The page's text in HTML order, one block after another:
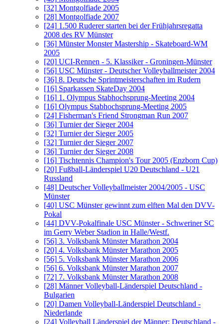
[32] Montgolfiade 2005
[28] Montgolfiade 2007
[24] 1.500 Ruderer starten bei der Frühjahrsregatta
2008 des RV Münster
[36] Münster Monster Mastership - Skateboard-WM
2005
[20] UCI-Rennen - 5. Klassiker - Groningen-Münster
[56] USC Münster - Deutscher Volleyballmeister 2004
[36] 8. Deutsche Sprintmeisterschaften im Rudern
[16] Sparkassen SkateDay 2004
[16] 1. Olympus Stabhochsprung-Meeting 2004
[16] Olympus Stabhochsprung-Meeting 2005
[24] Fisherman's Friend Strongman Run 2007
[36] Turnier der Sieger 2004
[32] Turnier der Sieger 2005
[32] Turnier der Sieger 2007
[36] Turnier der Sieger 2008
[16] Tischtennis Champion's Tour 2005 (Enzborn Cup)
[20] Fußball-Länderspiel U20 Deutschland - U21
Russland
[48] Deutscher Volleyballmeister 2004/2005 - USC
Münster
[40] USC Münster gewinnt zum elften Mal den DVV-
Pokal
[44] DVV-Pokalfinale USC Münster - Schweriner SC
im Gerry Weber Stadion in Halle/Westf.
[56] 3. Volksbank Münster Marathon 2004
[20] 4. Volksbank Münster Marathon 2005
[56] 5. Volksbank Münster Marathon 2006
[56] 6. Volksbank Münster Marathon 2007
[72] 7. Volksbank Münster Marathon 2008
[28] Männer Volleyball-Länderspiel Deutschland -
Bulgarien
[20] Damen Volleyball-Länderspiel Deutschland -
Niederlande
[24] Volleyball Länderspiel der Männer: Deutschland -